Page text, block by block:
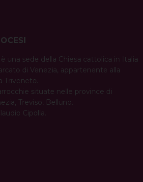
una sede della Chiesa cattolica in Italia
di Venezia, appartenente alla
Triveneto.
situate nelle province di
Treviso, Belluno.
Cipolla.